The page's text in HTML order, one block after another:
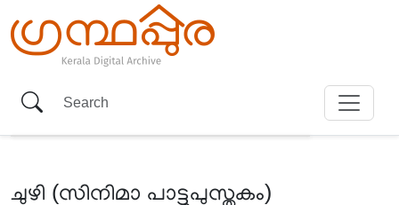
ചുഴി (സിനിമാ പാട്ടുപുസ്തകം)